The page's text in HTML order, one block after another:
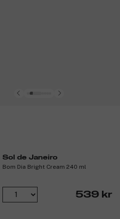
Sol de Janeiro
Bom Dia Bright Cream 240 ml
539 kr